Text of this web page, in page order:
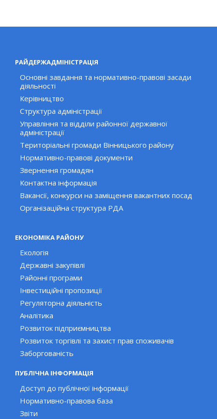
РАЙДЕРЖАДМІНІСТРАЦІЯ
Основні завдання та нормативно-правові засади
діяльності
Керівництво
Структура адміністрації
Управління та відділи районної державної
адміністрації
Територіальні громади Вінницького району
Нормативно-правові документи
Звернення громадян
Контактна інформація
Вакансії, конкурси на заміщення вакантних посад
Організаційна структура РДА
ЕКОНОМІКА РАЙОНУ
Екологія
Державні закупівлі
Районні програми
Інвестиційні пропозиції
Регуляторна діяльність
Аналітика
Розвиток підприємництва
Розвиток торгівлі та захист прав споживачів
Заборгованість
ПУБЛІЧНА ІНФОРМАЦІЯ
Доступ до публічної інформації
Нормативно-правова база
Звіти